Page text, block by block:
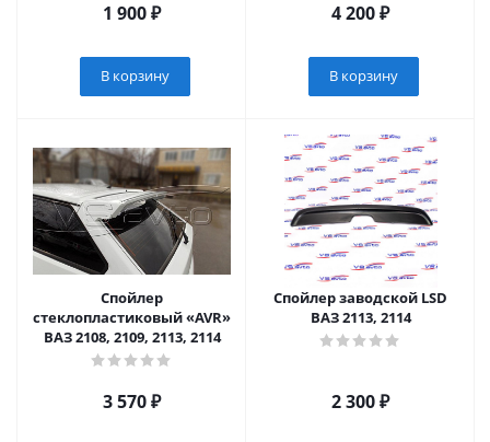
1 900₽
В корзину
4 200₽
В корзину
Спойлер
стеклопластиковый «AVR»
ВАЗ 2108, 2109, 2113, 2114
3 570₽
Спойлер заводской LSD
ВАЗ 2113, 2114
2 300₽